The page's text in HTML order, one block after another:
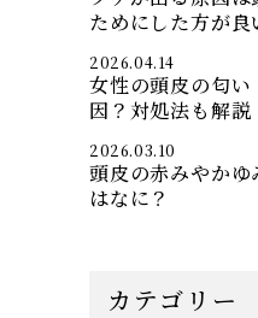
ためにした方が良
2026.04.14
女性の頭皮の匂
因？対処法も解説
2026.03.10
頭皮の赤みやか
はなに？
カテゴリー